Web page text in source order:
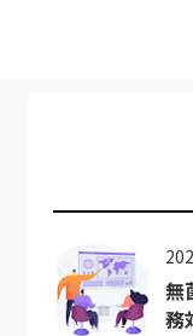
無
務